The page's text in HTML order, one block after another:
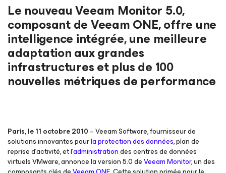
Le nouveau Veeam Monitor 5.0,
composant de Veeam ONE, offre une
intelligence intégrée, une meilleure
adaptation aux grandes
infrastructures et plus de 100
nouvelles métriques de performance
Paris, le 11 octobre 2010 – Veeam Software, fournisseur de
solutions innovantes pourla protection des données, plan de
reprise d’activité, et l’administrationdes centres de données
virtuels VMware, annonce la version 5.0 deVeeam Monitor, un des